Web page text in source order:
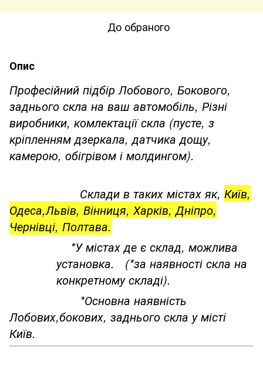
До обраного
Опис
Професійний підбір Лобового, Бокового,
заднього скла на ваш автомобіль, Різні
виробники, комлектації скла (пусте, з
кріпленням дзеркала, датчика дощу,
камерою, обігрівом і молдингом).
Склади в таких містах як, Київ,
Одеса,Львів, Вінниця, Харків, Дніпро,
Чернівці, Полтава.
*У містах де є склад, можлива
установка. (*за наявності скла на
конкретному складі).
*Основна наявність
Лобових,бокових, заднього скла у місті
Київ.